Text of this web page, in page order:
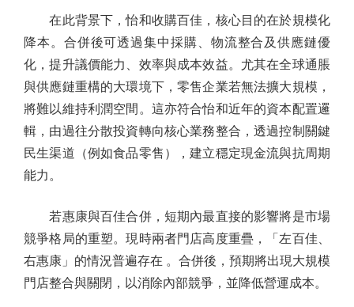
在此背景下，怡和收購百佳，核心目的在於規模化
降本。合併後可透過集中採購、物流整合及供應鏈優
化，提升議價能力、效率與成本效益。尤其在全球通脹
與供應鏈重構的大環境下，零售企業若無法擴大規模，
將難以維持利潤空間。這亦符合怡和近年的資本配置邏
輯，由過往分散投資轉向核心業務整合，透過控制關鍵
民生渠道（例如食品零售），建立穩定現金流與抗周期
能力。
若惠康與百佳合併，短期內最直接的影響將是市場
競爭格局的重塑。現時兩者門店高度重疊，「左百佳、
右惠康」的情況普遍存在 。合併後，預期將出現大規模
門店整合與關閉，以消除內部競爭，並降低營運成本。